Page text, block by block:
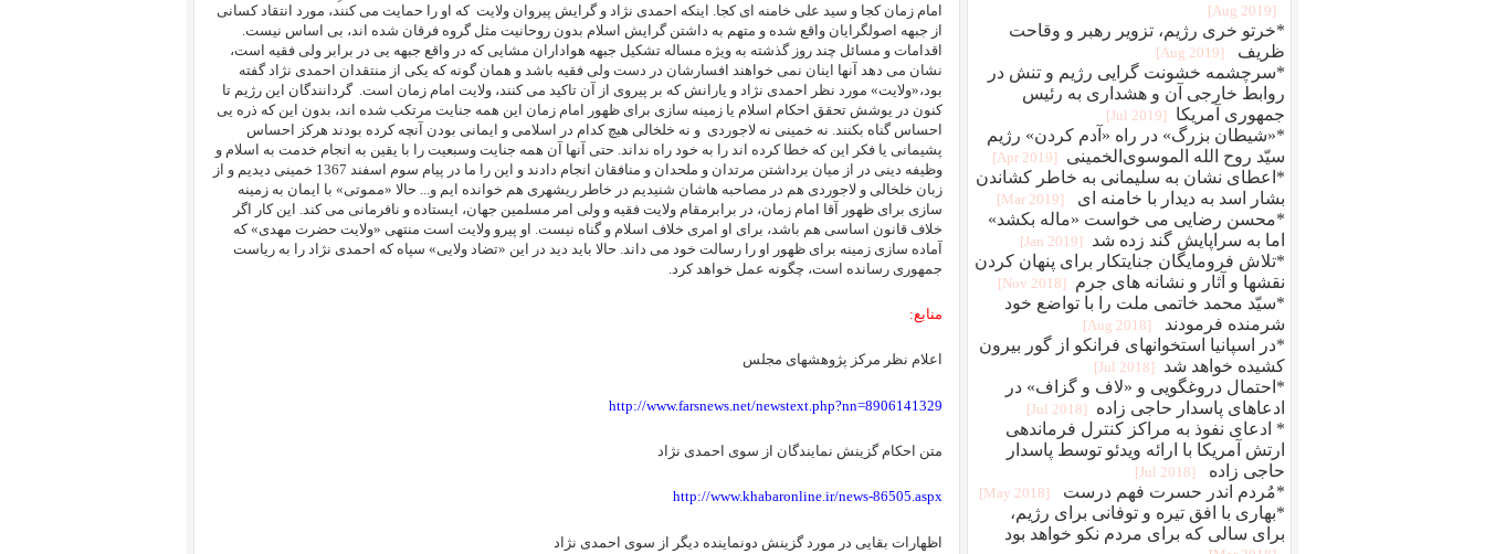
امام زمان کجا و سید علی خامنه ای کجا. اینکه احمدی نژاد و گرایش پیروان ولایت که او را حمایت می کنند، مورد انتقاد کسانی
از جبهه اصولگرایان واقع شده و متهم به داشتن گرایش اسلام بدون روحانیت مثل گروه فرقان شده اند، بی اساس نیست.
اقدامات و مسائل چند روز گذشته به ویژه مساله تشکیل جبهه هواداران مشایی که در واقع جبهه یی در برابر ولی فقیه است،
نشان می دهد آنها اینان نمی خواهند افسارشان در دست ولی فقیه باشد و همان گونه که یکی از منتقدان احمدی نژاد گفته
بود،«ولایت» مورد نظر احمدی نژاد و یارانش که بر پیروی از آن تاکید می کنند، ولایت امام زمان است. گردانندگان این رژیم تا
کنون در یوشش تحقق احکام اسلام یا زمینه سازی برای ظهور امام زمان این همه جنایت مرتکب شده اند، بدون این که ذره یی
احساس گناه بکنند. نه خمینی نه لاجوردی و نه خلخالی هیچ کدام در اسلامی و ایمانی بودن آنچه کرده بودند هرکز احساس
پشیمانی یا فکر این که خطا کرده اند را به خود راه نداند. حتی آنها آن همه جنایت وسبعیت را با یقین به انجام خدمت به اسلام و
وظیفه دینی در از میان برداشتن مرتدان و ملحدان و منافقان انجام دادند و این را ما در پیام سوم اسفند 1367 خمینی دیدیم و از
زبان خلخالی و لاجوردی هم در مصاحبه هاشان شنیدیم در خاطر ریشهری هم خوانده ایم و... حالا «مموتی» با ایمان به زمینه
سازی برای ظهور آقا امام زمان، در برابرمقام ولایت فقیه و ولی امر مسلمین جهان، ایستاده و نافرمانی می کند. این کار اگر
خلاف قانون اساسی هم باشد، برای او امری خلاف اسلام و گناه نیست. او پیرو ولایت است منتهی «ولایت حضرت مهدی» که
آماده سازی زمینه برای ظهور او را رسالت خود می داند. حالا باید دید در این «تضاد ولایی» سپاه که احمدی نژاد را به ریاست
جمهوری رسانده است، چگونه عمل خواهد کرد.
منابع:
اعلام نظر مرکز پژوهشهای مجلس
http://www.farsnews.net/newstext.php?nn=8906141329
متن احکام گزینش نمایندگان از سوی احمدی نژاد
http://www.khabaronline.ir/news-86505.aspx
اظهارات بقایی در مورد گزینش دونماینده دیگر از سوی احمدی نژاد
[2019 Aug]
*خرتو خری رژیم، تزویر رهبر و وقاحت
ظریف ‏
[2019 Aug]
*سرچشمه خشونت گرایی رژیم و تنش در
روابط خارجی آن و هشداری به رئیس
جمهوری آمریکا
[2019 Jul]
*«شیطان بزرگ» در راه «آدم کردن» رژیم
سیّد روح الله الموسو‌ی‌الخمینی
[2019 Apr]
*اعطای نشان به سلیمانی به خاطر کشاندن
بشار اسد به دیدار با خامنه ای
[2019 Mar]
*محسن رضایی می خواست «ماله بکشد»
اما به سراپایش گند زده شد
[2019 Jan]
*تلاش فرومایگان جنایتکار برای پنهان کردن
نقشها و آثار و نشانه های جرم
[2018 Nov]
*سیّد محمد خاتمی ملت را با تواضع خود
شرمنده فرمودند
[2018 Aug]
*در اسپانیا استخوانهای فرانکو از گور بیرون
کشیده خواهد شد
[2018 Jul]
*احتمال دروغگویی و «لاف و گزاف» در
ادعاهای پاسدار حاجی زاده
[2018 Jul]
* ادعای نفوذ به مراکز کنترل فرماندهی
ارتش آمریکا با ارائه ویدئو توسط پاسدار
حاجی زاده
[2018 Jul]
*مُردم اندر حسرت فهم درست ‏ [2018 May]
*بهاری با افق تیره و توفانی برای رژیم،
برای سالی که برای مردم نکو خواهد بود